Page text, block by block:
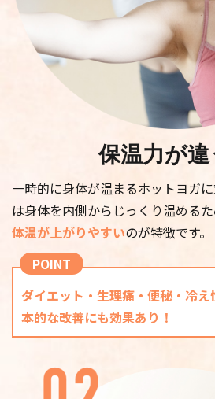
保温力が違
一時的に身体が温まるホットヨガ
は身体を内側からじっくり温めるた
体温が上がりやすいのが特徴です。
POINT
ダイエット・生理痛・便秘・冷
本的な改善にも効果あり！
体験予約する
スタジオ
あびこショッピングプ
日時
2026/
18:45
★★★
レッスン内容
巡りの良い身体作りをサポー
イストのポーズで腸内環境を
パを刺激することでむくみや
を行い、健やかな心身を目指
【効果】
善、内臓機能を高める、スト
の流れ促進